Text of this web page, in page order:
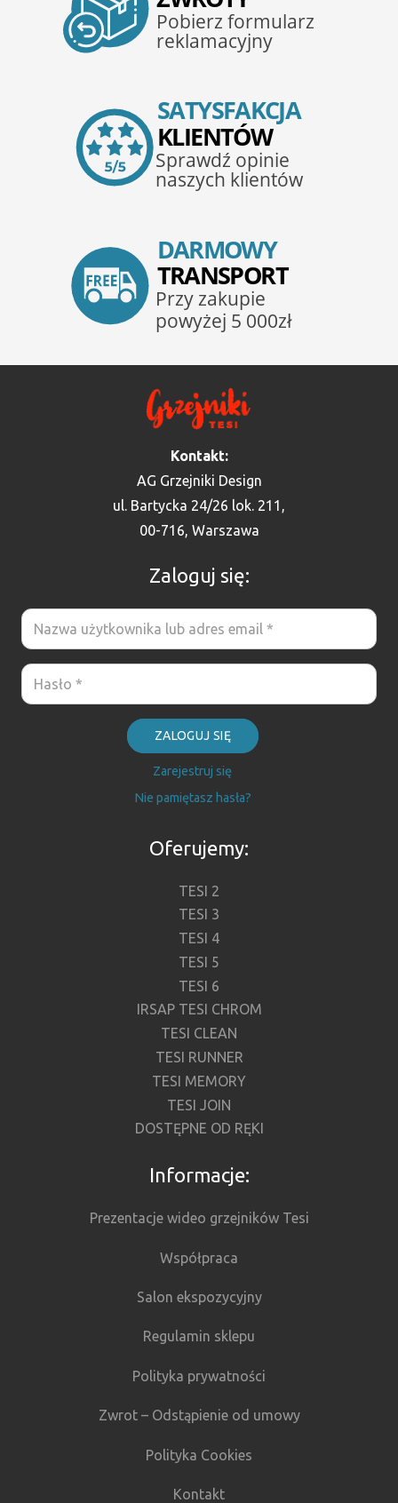
Kontakt:
AG Grzejniki Design
ul. Bartycka 24/26 lok. 211,
00-716, Warszawa
Zaloguj się:
ZALOGUJ SIĘ
Zarejestruj się
Nie pamiętasz hasła?
Oferujemy:
TESI 2
TESI 3
TESI 4
TESI 5
TESI 6
IRSAP TESI CHROM
TESI CLEAN
TESI RUNNER
TESI MEMORY
TESI JOIN
DOSTĘPNE OD RĘKI
Informacje:
Prezentacje wideo grzejników Tesi
Współpraca
Salon ekspozycyjny
Regulamin sklepu
Polityka prywatności
Zwrot – Odstąpienie od umowy
Polityka Cookies
Kontakt